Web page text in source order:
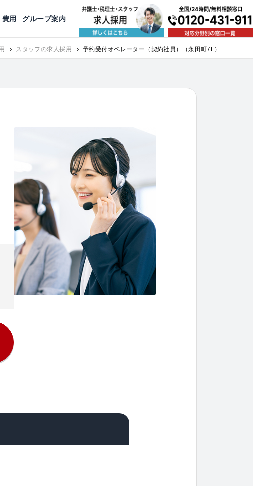
公益活動
京都 神戸 福岡
費用 グループ案内
にて、相談予約スタッフ募集（月給38万以上）
スタッフの求人採用
予約受付オペレーター（契約社員）（永田町7F）｜